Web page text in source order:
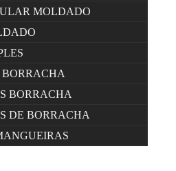
MOLDADO
BORRACHA
DE BORRACHA